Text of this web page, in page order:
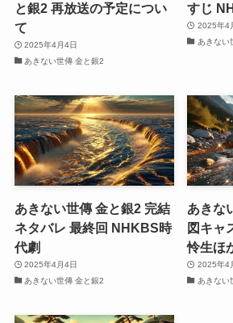
と銀2 再放送の予定につい
て
2025年4月4日
あきない世傳 金と銀2
すじ
2025年4
あきない
あきない世傳 金と銀2 完結
ネタバレ 最終回 NHKBS時
代劇
2025年4月4日
あきない世傳 金と銀2
あきな
図キャ
怜生ほ
2025年4
あきない